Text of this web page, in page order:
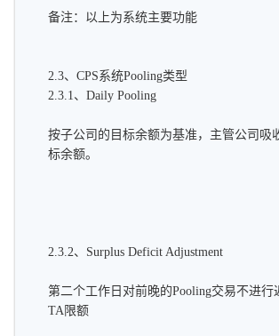
备注：以上为系统主要功能
2.3、CPS系统Pooling类型
2.3.1、Daily Pooling
按子公司的目标余额为基准，主管公司
标余额。
2.3.2、Surplus Deficit Adjustment
第二个工作日对前晚的Pooling交易不进
TA限额